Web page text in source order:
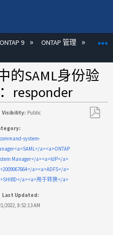
ONTAP 9 ONTAP 管理
的SAML身份验
responder
Visibility: Public
system-
a><a>ONTAP
Manager</a><a>IdP</a>
a><a>ADFS</a>
a><a>用于转换</a>
Last Updated:
2022, 8:52:13 AM